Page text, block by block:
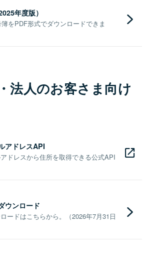
年度版）
をPDF形式でダウンロードできま
法人のお客さま向け
アドレスAPI
ドレスから住所を取得できる公式API
ウンロード
ードはこちらから。（2026年7月31日